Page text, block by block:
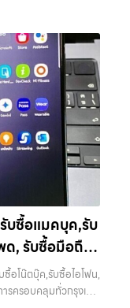
ก, แจ้งวัฒนะ,…
ริการประเมินสภาพ
ปร่งใส มั่นใจได้ และ
รอบคลุมทั้ง iPhone
กแบรนด์ เรารับถึงแม้
เพราะมูลค่าของเครื่อง
ชุด และความสะดวกใน
, รัชดา, บางรัก,
งพลี, เกษตรนวมินทร์,
“รับซื้อมือถือใกล้ฉัน”,
“รับซื้อแท็บเล็ต
สูง” — ที่นี่คือคำตอบ
ามสะดวกสบายที่เหนือ
อมทีมงานที่พร้อม
าชีพ และจ่ายเงินทันที
น ดีกว่า รวดเร็วกว่า
รให้บริการ รับซื้อมือถือ
าสูง พร้อมจ่ายเงิน
ญด้านการให้บริการ รับ
ห้อ ในราคาสูง พร้อม
รให้บริการ รับซื้อมือถือ
าสูง พร้อมจ่ายเงิน
พื้นที่ เขตลาดพร้าว,
ทรา — นัดรับสะดวกทุก
รับซื้อไอแพด, รับซื้อมือ
คุณไว้วางใจได้ สำหรับ
บเล็ต ทุกยี่ห้อ ให้ราคา
า, บางรัก,
พฯ ใกล้ “ใกล้ ฉัน”
ๆ เปลี่ยนรุ่นกันแทบ
ม่ได้ใช้งานอยู่เฉยๆ
มารถเปลี่ยนอุปกรณ์ที่
ไอโฟน, รับซื้อไอแพด,
บเล็ต, รับซื้อสินค้าไอที
มืองหรือเขตชานเมือง
บซื้อแมคบุค,รับ
ด, รับซื้อมือถือ
ทั่วกรุงเทพ
อโน๊ตบุ๊ค,รับซื้อไอโฟน,
รครอบคลุมทั่วกรุงเทพ